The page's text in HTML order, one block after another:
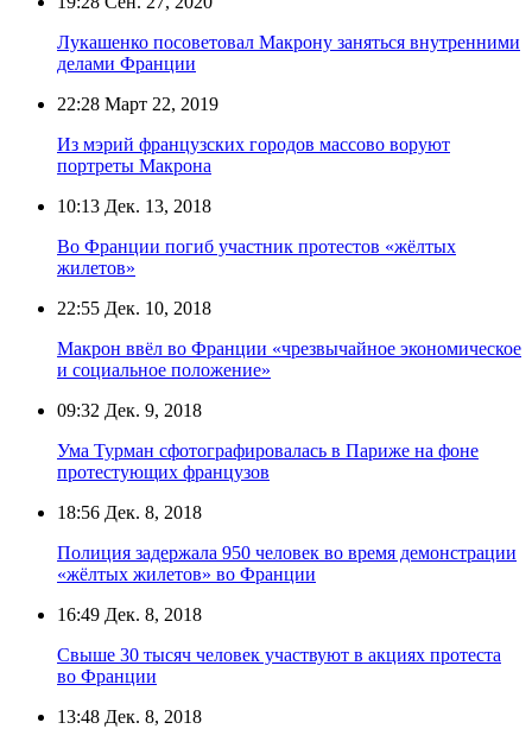
Лукашенко посоветовал Макрону заняться внутренними
делами Франции
22:28 Март 22, 2019
Из мэрий французских городов массово воруют
портреты Макрона
10:13 Дек. 13, 2018
Во Франции погиб участник протестов «жёлтых
жилетов»
22:55 Дек. 10, 2018
Макрон ввёл во Франции «чрезвычайное экономическое
и социальное положение»
09:32 Дек. 9, 2018
Ума Турман сфотографировалась в Париже на фоне
протестующих французов
18:56 Дек. 8, 2018
Полиция задержала 950 человек во время демонстрации
«жёлтых жилетов» во Франции
16:49 Дек. 8, 2018
Свыше 30 тысяч человек участвуют в акциях протеста
во Франции
13:48 Дек. 8, 2018